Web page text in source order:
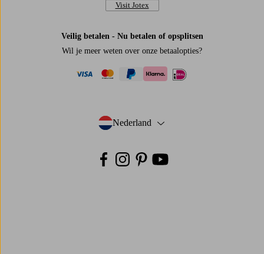
Visit Jotex
Veilig betalen - Nu betalen of opsplitsen
Wil je meer weten over onze betaalopties?
Nederland
- Selecteer land